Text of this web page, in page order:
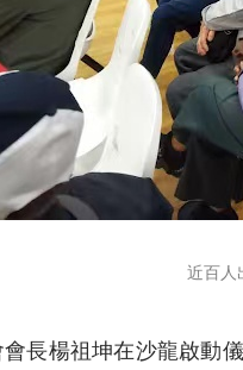
近百人
長楊祖坤在沙龍啟動